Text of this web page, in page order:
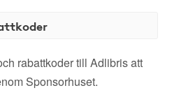
rabattkoder till Adlibris att
Sponsorhuset.